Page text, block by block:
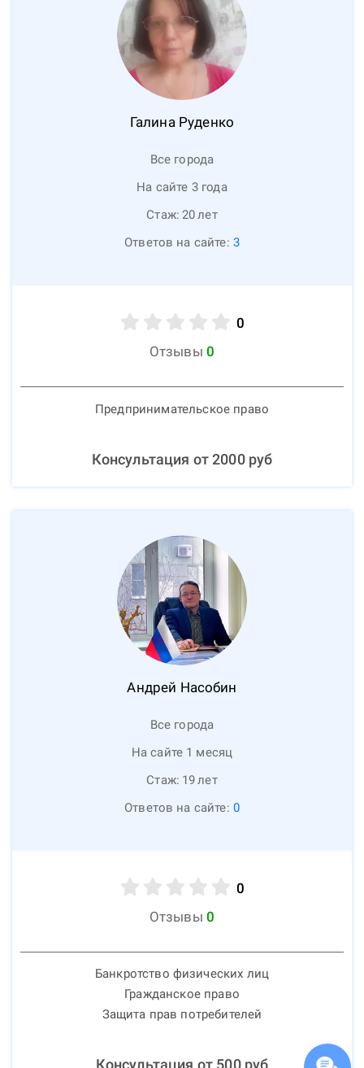
Галина Руденко
Все города
На сайте 3 года
Стаж: 20лет
Ответов на сайте: 3
0
Отзывы 0
Предпринимательское право
Консультация от2000руб
Андрей Насобин
Все города
На сайте 1 месяц
Стаж: 19лет
Ответов на сайте: 0
0
Отзывы 0
Банкротство физических лиц
Гражданское право
Защита прав потребителей
Консультация от 500руб